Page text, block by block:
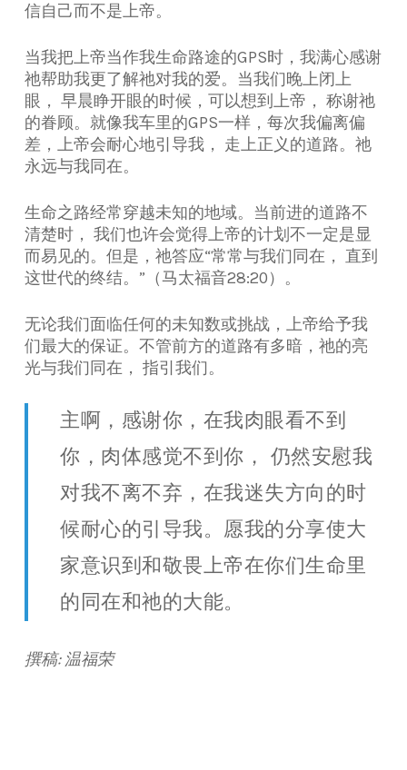
信自己而不是上帝。
当我把上帝当作我生命路途的GPS时，我满心感谢
祂帮助我更了解祂对我的爱。当我们晚上闭上
眼， 早晨睁开眼的时候，可以想到上帝， 称谢祂
的眷顾。就像我车里的GPS一样，每次我偏离偏
差，上帝会耐心地引导我， 走上正义的道路。祂
永远与我同在。
生命之路经常穿越未知的地域。当前进的道路不
清楚时， 我们也许会觉得上帝的计划不一定是显
而易见的。但是， 祂答应“常常与我们同在， 直到
这世代的终结。”（马太福音28:20）。
无论我们面临任何的未知数或挑战，上帝给予我
们最大的保证。不管前方的道路有多暗，祂的亮
光与我们同在， 指引我们。
主啊，感谢你，在我肉眼看不到
你，肉体感觉不到你， 仍然安慰我
对我不离不弃，在我迷失方向的时
候耐心的引导我。愿我的分享使大
家意识到和敬畏上帝在你们生命里
的同在和祂的大能。
撰稿: 温福荣